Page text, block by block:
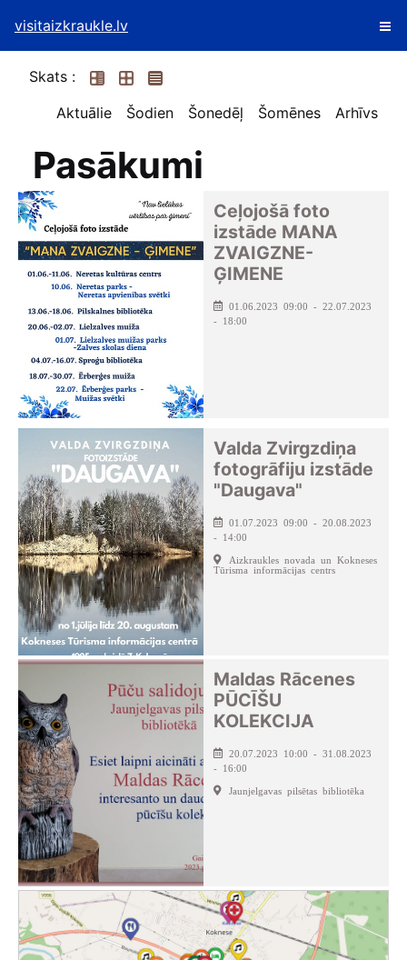
visitaizkraukle.lv
Skats :
Aktuālie
Šodien Šonedēļ Šomēnes Arhīvs
Pasākumi
Ceļojošā foto
izstāde MANA
ZVAIGZNE-
ĢIMENE
01.06.2023 09:00 - 22.07.2023
- 18:00
Valda Zvirgzdiņa
fotogrāfiju izstāde
"Daugava"
01.07.2023 09:00 - 20.08.2023
- 14:00
Aizkraukles novada un Kokneses
Tūrisma informācijas centrs
Maldas Rācenes
PŪCĪŠU
KOLEKCIJA
20.07.2023 10:00 - 31.08.2023
- 16:00
Jaunjelgavas pilsētas bibliotēka